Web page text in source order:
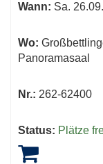
Wann: Sa.
Wo:
Panoramasaal
Nr.: 262-62400
Status: Plätze